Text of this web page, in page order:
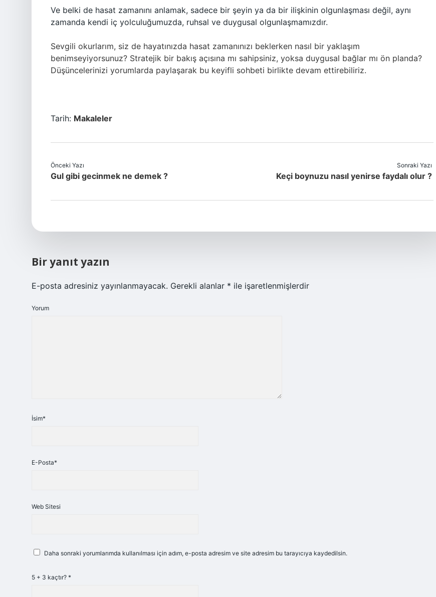
Ve belki de hasat zamanını anlamak, sadece bir şeyin ya da bir ilişkinin olgunlaşması değil, aynı
zamanda kendi iç yolculuğumuzda, ruhsal ve duygusal olgunlaşmamızdır.
Sevgili okurlarım, siz de hayatınızda hasat zamanınızı beklerken nasıl bir yaklaşım
benimseyiyorsunuz? Stratejik bir bakış açısına mı sahipsiniz, yoksa duygusal bağlar mı ön planda?
Düşüncelerinizi yorumlarda paylaşarak bu keyifli sohbeti birlikte devam ettirebiliriz.
Tarih: Makaleler
Önceki Yazı
Gul gibi gecinmek ne demek ?
Sonraki Yazı
Keçi boynuzu nasıl yenirse faydalı olur ?
Bir yanıt yazın
E-posta adresiniz yayınlanmayacak. Gerekli alanlar * ile işaretlenmişlerdir
Yorum
İsim*
E-Posta*
Web Sitesi
Daha sonraki yorumlarımda kullanılması için adım, e-posta adresim ve site adresim bu tarayıcıya kaydedilsin.
5 + 3 kaçtır? *